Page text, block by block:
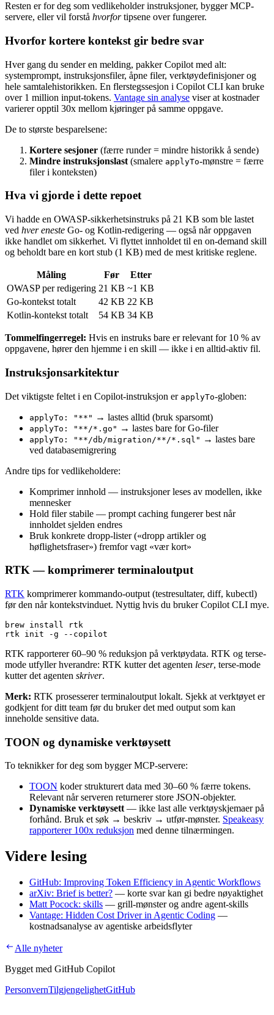
Resten er for deg som vedlikeholder instruksjoner, bygger MCP-
servere, eller vil forstå hvorfortipsene over fungerer.
Hvorfor kortere kontekst gir bedre svar
Hver gang du sender en melding, pakker Copilot med alt:
systemprompt, instruksjonsfiler, åpne filer, verktøydefinisjoner og
hele samtalehistorikken. En flerstegssesjon i Copilot CLI kan bruke
over 1 million input-tokens. Vantage sin analyse viser at kostnader
varierer opptil 30x mellom kjøringer på samme oppgave.
De to største besparelsene:
Kortere sesjoner (færre runder = mindre historikk å sende)
Mindre instruksjonslast (smalere applyTo-mønstre = færre
filer i konteksten)
Hva vi gjorde i dette repoet
Vi hadde en OWASP-sikkerhetsinstruks på 21 KB som ble lastet
ved hver eneste Go- og Kotlin-redigering — også når oppgaven
ikke handlet om sikkerhet. Vi flyttet innholdet til en on-demand skill
og beholdt bare en kort stub (1 KB) med de mest kritiske reglene.
Måling Før
Etter
OWASP per redigering 21 KB ~1 KB
Go-kontekst totalt
42 KB 22 KB
Kotlin-kontekst totalt
54 KB 34 KB
Tommelfingerregel: Hvis en instruks bare er relevant for 10 % av
oppgavene, hører den hjemme i en skill — ikke i en alltid-aktiv fil.
Instruksjonsarkitektur
Det viktigste feltet i en Copilot-instruksjon er applyTo-globen:
applyTo: "**" → lastes alltid (bruk sparsomt)
applyTo: "**/*.go" → lastes bare for Go-filer
applyTo: "**/db/migration/**/*.sql" → lastes bare
ved databasemigrering
Andre tips for vedlikeholdere:
Komprimer innhold — instruksjoner leses av modellen, ikke
mennesker
Hold filer stabile — prompt caching fungerer best når
innholdet sjelden endres
Bruk konkrete dropp-lister («dropp artikler og
høflighetsfraser») fremfor vagt «vær kort»
RTK — komprimerer terminaloutput
RTK komprimerer kommando-output (testresultater, diff, kubectl)
før den når kontekstvinduet. Nyttig hvis du bruker Copilot CLI mye.
brew install rtk
RTK rapporterer 60–90 % reduksjon på verktøydata. RTK og terse-
mode utfyller hverandre: RTK kutter det agenten leser, terse-mode
kutter det agenten skriver.
Merk: RTK prosesserer terminaloutput lokalt. Sjekk at verktøyet er
godkjent for ditt team før du bruker det med output som kan
inneholde sensitive data.
TOON og dynamiske verktøysett
To teknikker for deg som bygger MCP-servere:
TOON koder strukturert data med 30–60 % færre tokens.
Relevant når serveren returnerer store JSON-objekter.
Dynamiske verktøysett— ikke last alle verktøyskjemaer på
forhånd. Bruk et søk → beskriv → utfør-mønster. Speakeasy
rapporterer 100x reduksjon med denne tilnærmingen.
Videre lesing
GitHub: Improving Token Efficiency in Agentic Workflows
arXiv: Brief is better? — korte svar kan gi bedre nøyaktighet
Matt Pocock: skills — grill-mønster og andre agent-skills
Vantage: Hidden Cost Driver in Agentic Coding —
kostnadsanalyse av agentiske arbeidsflyter
Alle nyheter
Bygget med GitHub Copilot
PersonvernTilgjengelighetGitHub